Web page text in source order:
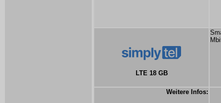
LTE 18 GB
Weitere Infos: